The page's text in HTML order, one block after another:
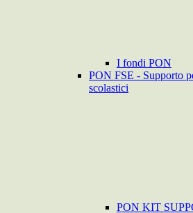
I fondi PON
PON FSE - Supporto
scolastici
PON KIT